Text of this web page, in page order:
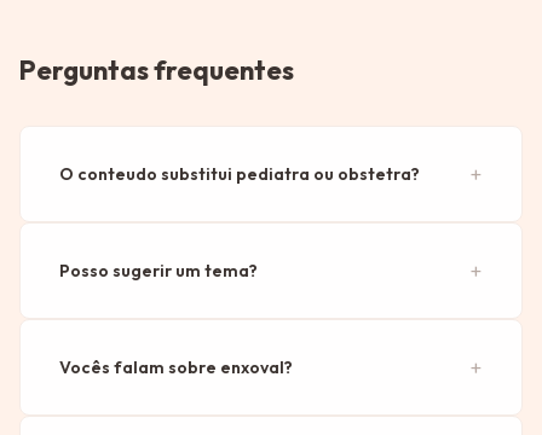
Perguntas frequentes
O conteudo substitui pediatra ou obstetra?
Posso sugerir um tema?
Vocês falam sobre enxoval?